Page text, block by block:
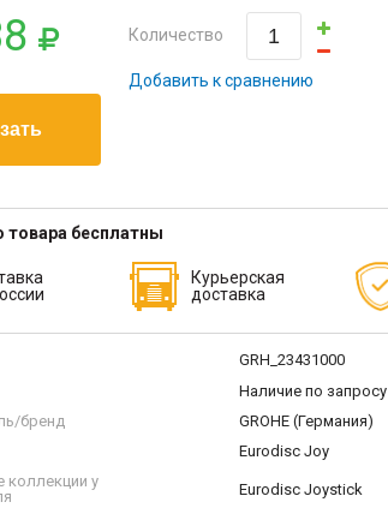
Количество
Добавить к сравнению
товара бесплатны
Курьерская
доставка
GRH_23431000
Наличие по запросу
бренд
GROHE (Германия)
Eurodisc Joy
коллекции у
Eurodisc Joystick